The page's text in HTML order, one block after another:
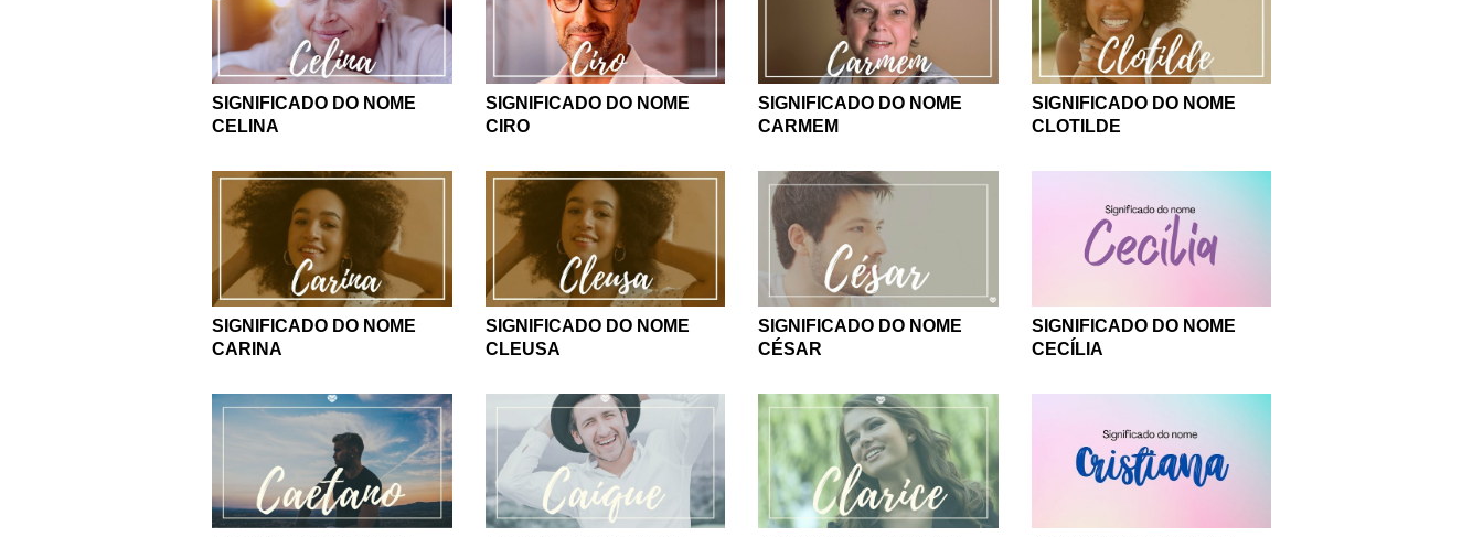
SIGNIFICADO DO NOME
CELINA
SIGNIFICADO DO NOME
CIRO
SIGNIFICADO DO NOME
CARMEM
SIGNIFICADO DO NOME
CLOTILDE
SIGNIFICADO DO NOME
CARINA
SIGNIFICADO DO NOME
CLEUSA
SIGNIFICADO DO NOME
CÉSAR
SIGNIFICADO DO NOME
CECÍLIA